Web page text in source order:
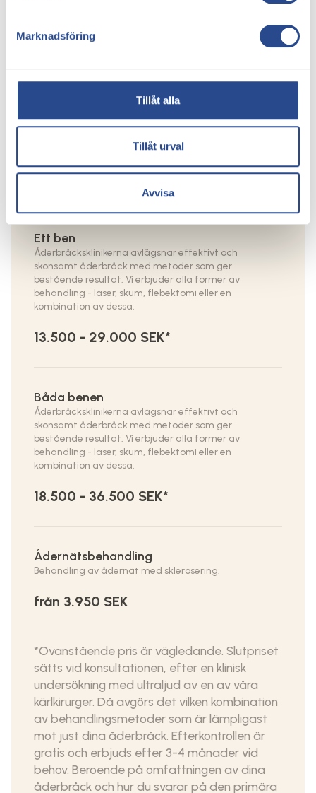
Marknadsföring
Tillåt alla
Tillåt urval
Avvisa
Behandling
Ett ben
Åderbråcksklinikerna avlägsnar effektivt och
skonsamt åderbråck med metoder som ger
bestående resultat. Vi erbjuder alla former av
behandling - laser, skum, flebektomi eller en
kombination av dessa.
13.500 - 29.000 SEK*
Båda benen
Åderbråcksklinikerna avlägsnar effektivt och
skonsamt åderbråck med metoder som ger
bestående resultat. Vi erbjuder alla former av
behandling - laser, skum, flebektomi eller en
kombination av dessa.
18.500 - 36.500 SEK*
Ådernätsbehandling
Behandling av ådernät med sklerosering.
från 3.950 SEK
*Ovanstående pris är vägledande. Slutpriset
sätts vid konsultationen, efter en klinisk
undersökning med ultraljud av en av våra
kärlkirurger. Då avgörs det vilken kombination
av behandlingsmetoder som är lämpligast
mot just dina åderbråck. Efterkontrollen är
gratis och erbjuds efter 3-4 månader vid
behov. Beroende på omfattningen av dina
åderbråck och hur du svarar på den primära
Personlig behandlingsplan
1 till 1 tid med din kirurg
4,9 i betyg